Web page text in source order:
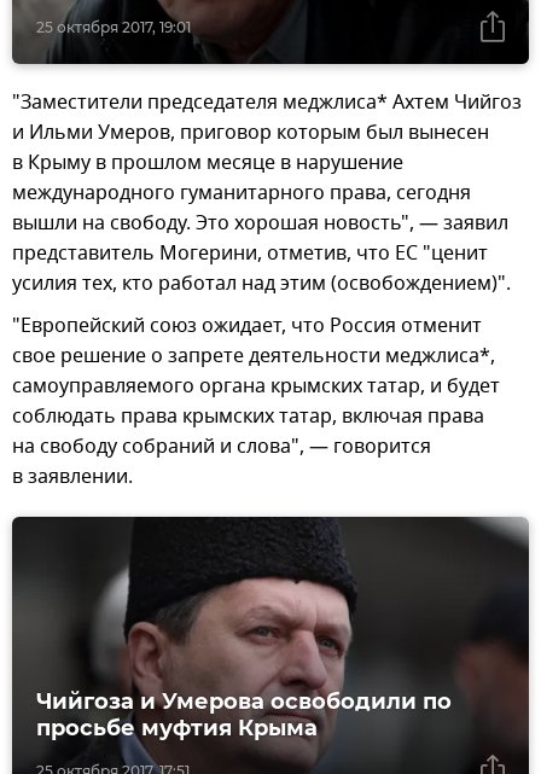
25 октября 2017, 19:01
"Заместители председателя меджлиса* Ахтем Чийгоз
и Ильми Умеров, приговор которым был вынесен
в Крыму в прошлом месяце в нарушение
международного гуманитарного права, сегодня
вышли на свободу. Это хорошая новость", — заявил
представитель Могерини, отметив, что ЕС "ценит
усилия тех, кто работал над этим (освобождением)".
"Европейский союз ожидает, что Россия отменит
свое решение о запрете деятельности меджлиса*,
самоуправляемого органа крымских татар, и будет
соблюдать права крымских татар, включая права
на свободу собраний и слова", — говорится
в заявлении.
Чийгоза и Умерова освободили по
просьбе муфтия Крыма